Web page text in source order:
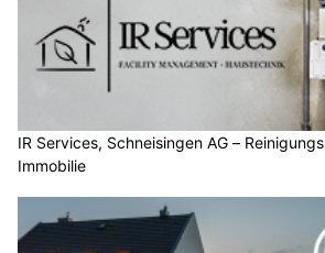
IR Services, Schneisingen AG –
Immobilie